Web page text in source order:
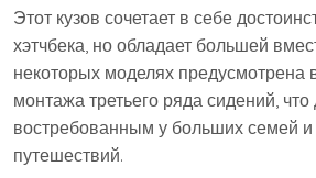
Этот кузов сочетает в себе
хэтчбека, но обладает большей
некоторых моделях предусмотрена
монтажа третьего ряда сидений,
востребованным у больших семей и
путешествий.